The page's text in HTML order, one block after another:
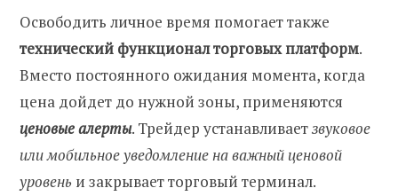
Освободить личное время помогает также
технический функционал торговых платформ.
Вместо постоянного ожидания момента, когда
цена дойдет до нужной зоны, применяются
ценовые алерты. Трейдер устанавливаетзвуковое
или мобильное уведомление на важный ценовой
уровень и закрывает торговый терминал.